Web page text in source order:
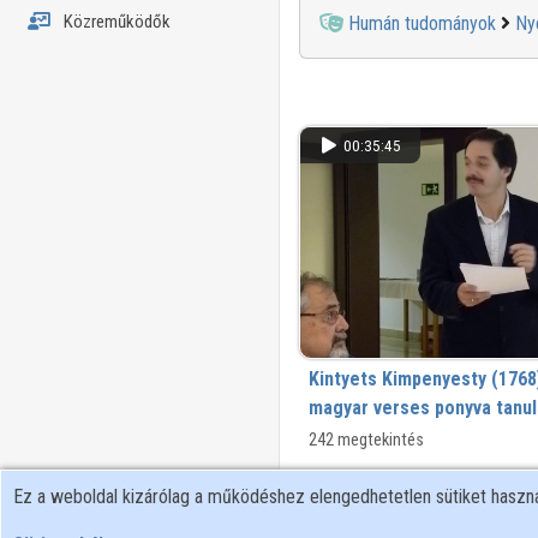
Közreműködők Humán tudományok
00:35:45
Kintyets Kimpenyesty
magyar verses ponyva
242 megtekintés
00:22:35
Ez a weboldal kizárólag a működéshez elengedhetetlen sütiket